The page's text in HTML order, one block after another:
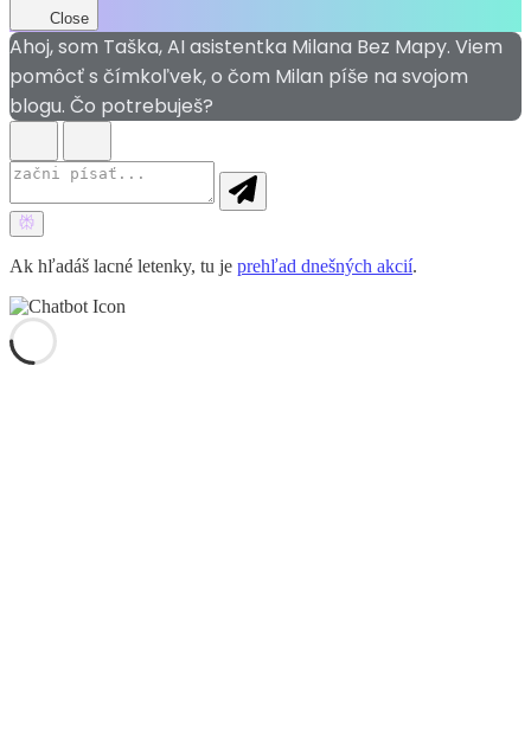
Close
Ahoj, som Taška, AI asistentka Milana Bez Mapy. Viem
pomôcť s čímkoľvek, o čom Milan píše na svojom
blogu. Čo potrebuješ?
Ak hľadáš lacné letenky, tu je prehľad dnešných akcií.